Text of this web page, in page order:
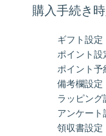
購入手続き
ギフト設定
ポイント設
ポイント予
備考欄設定
ラッピング
アンケート
領収書設定